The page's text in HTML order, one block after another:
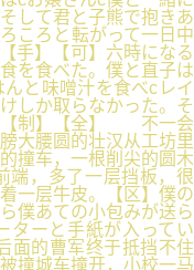
して君と子熊で抱きあ
ころと転がって一日中
手】【可】六時になる
を食べた。僕と直子は
と味噌汁を食べcレイ
しか取らなかった。そ
【制】【全】 不一会
大腰圆的壮汉从工坊里
撞车，一根削尖的圆木
端，多了一层挡板，很
一层牛皮。【区】僕の
僕あての小包みが送ら
ターと手紙が入ってい
的曹军终于抵挡不住
撞城车撞开，小校一马